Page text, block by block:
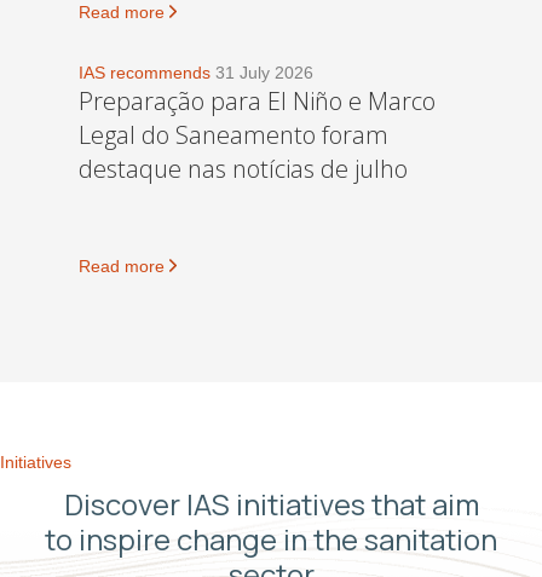
Read more
IAS recommends 31 July 2026
Preparação para El Niño e Marco
Legal do Saneamento foram
destaque nas notícias de julho
Read more
Initiatives
Discover IAS initiatives that aim
to inspire change in the sanitation